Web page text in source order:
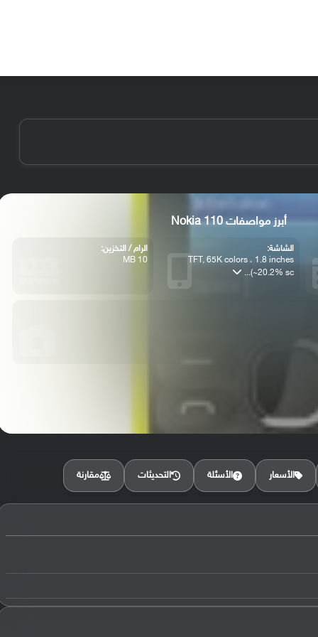
أبرز مواصفات Nokia 110
الشاشة:
TFT, 65K colors ، 1.8 inches
(~20.2% sc...
الرام / التخزين:
10 MB
الأسعار الأسئلة التحديثات مقارنة